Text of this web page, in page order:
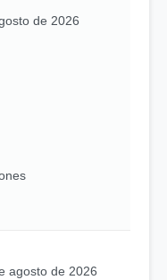
de 2026
agosto de 2026